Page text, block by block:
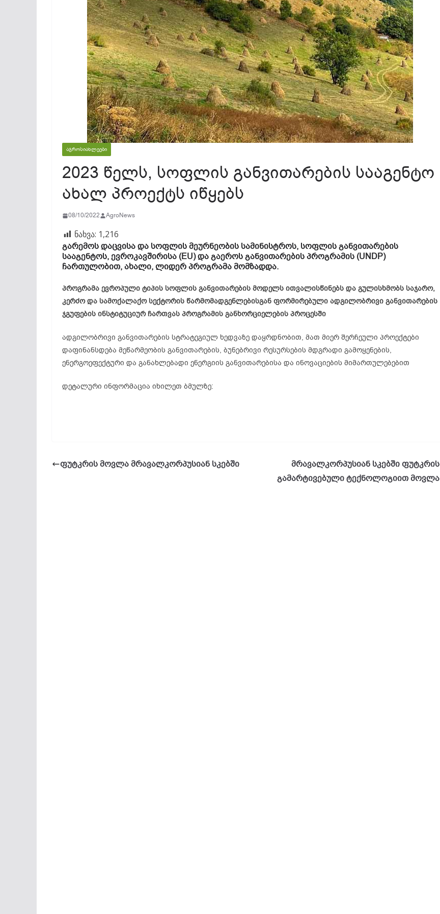
ᲐᲒᲠᲝᲡᲘᲐᲮᲚᲔᲔᲑᲘ
2023 წელს, სოფლის განვითარების სააგენტო
ახალ პროექტს იწყებს
08/10/2022 AgroNews
ნახვა: 1,216
გარემოს დაცვისა და სოფლის მეურნეობის სამინისტროს, სოფლის განვითარების
სააგენტოს, ევროკავშირისა (EU) და გაეროს განვითარების პროგრამის (UNDP)
ჩართულობით, ახალი, ლიდერ პროგრამა მომზადდა.
პროგრამა ევროპული ტიპის სოფლის განვითარების მოდელს ითვალისწინებს და გულისხმობს საჯარო,
კერძო და სამოქალაქო სექტორის წარმომადგენლებისგან ფორმირებული ადგილობრივი განვითარების
ჯგუფების ინსტიტუციურ ჩართვას პროგრამის განხორციელების პროცესში
ადგილობრივი განვითარების სტრატეგიულ ხედვაზე დაყრდნობით, მათ მიერ შერჩეული პროექტები
დაფინანსდება მეწარმეობის განვითარების, ბუნებრივი რესურსების მდგრადი გამოყენების,
ენერგოეფექტური და განახლებადი ენერგიის განვითარებისა და ინოვაციების მიმართულებებით
დეტალური ინფორმაცია იხილეთ ბმულზე:
ფუტკრის მოვლა მრავალკორპუსიან სკებში
მრავალკორპუსიან სკებში ფუტკრის
გამარტივებული ტექნოლოგიით მოვლა